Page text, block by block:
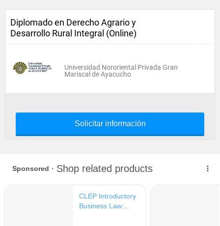
Diplomado en Derecho Agrario y
Desarrollo Rural Integral (Online)
Universidad Nororiental Privada Gran
Mariscal de Ayacucho
Solicitar información